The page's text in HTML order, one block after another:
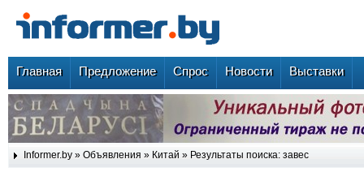
Главная Предложение Спрос Новости Выставки
Informer.by » Объявления » Китай » Результаты поиска: завес